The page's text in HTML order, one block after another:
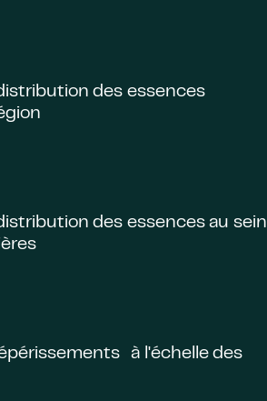
des essences
des essences au sein
à l'échelle des